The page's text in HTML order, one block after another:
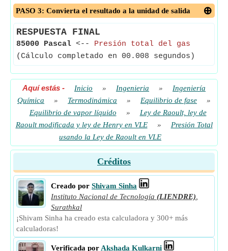
PASO 3: Convierta el resultado a la unidad de salida
RESPUESTA FINAL
85000 Pascal <-- Presión total del gas
(Cálculo completado en 00.008 segundos)
Aquí estás - Inicio » Ingenieria »
Ingeniería
Química
» Termodinámica » Equilibrio de fase
»
Equilibrio de vapor líquido
»
Ley de Raoult, ley de
Raoult modificada y ley de Henry en VLE
»
Presión Total
usando la Ley de Raoult en VLE
Créditos
Creado por Shivam Sinha
Instituto Nacional de Tecnología (LIENDRE)
Surathkal
¡Shivam Sinha ha creado esta calculadora y 300+ más
calculadoras!
Verificada por Akshada Kulkarni